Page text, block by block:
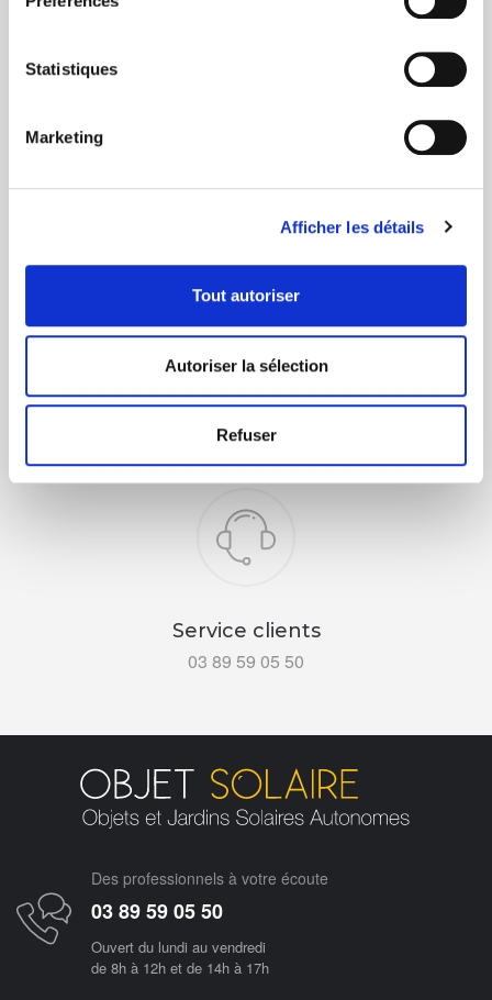
Statistiques
Marketing
Afficher les détails
Tout autoriser
Autoriser la sélection
Refuser
Livraison rapide 48h
Via DPD ou colissimo
+ de 10 ans d'expertise
dans le photovoltaïque
Service clients
03 89 59 05 50
Des professionnels à votre écoute
03 89 59 05 50
Ouvert du lundi au vendredi
de 8h à 12h et de 14h à 17h